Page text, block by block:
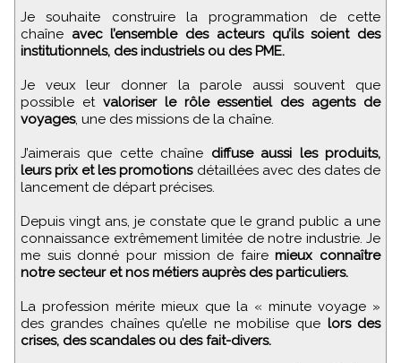
Je souhaite construire la programmation de cette
chaîne avec l’ensemble des acteurs qu’ils soient des
institutionnels, des industriels ou des PME.
Je veux leur donner la parole aussi souvent que
possible et valoriser le rôle essentiel des agents de
voyages, une des missions de la chaîne.
J’aimerais que cette chaîne diffuse aussi les produits,
leurs prix et les promotionsdétaillées avec des dates de
lancement de départ précises.
Depuis vingt ans, je constate que le grand public a une
connaissance extrêmement limitée de notre industrie. Je
me suis donné pour mission de fairemieux connaître
notre secteur et nos métiers auprès des particuliers.
La profession mérite mieux que la « minute voyage »
des grandes chaînes qu’elle ne mobilise que lors des
crises, des scandales ou des fait-divers.